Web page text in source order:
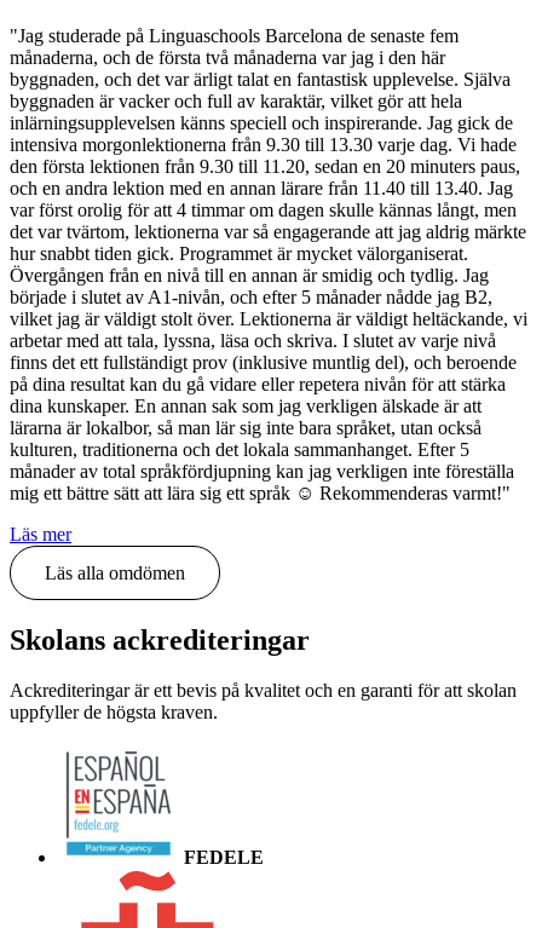
"Jag studerade på Linguaschools Barcelona de senaste fem
månaderna, och de första två månaderna var jag i den här
byggnaden, och det var ärligt talat en fantastisk upplevelse. Själva
byggnaden är vacker och full av karaktär, vilket gör att hela
inlärningsupplevelsen känns speciell och inspirerande. Jag gick de
intensiva morgonlektionerna från 9.30 till 13.30 varje dag. Vi hade
den första lektionen från 9.30 till 11.20, sedan en 20 minuters paus,
och en andra lektion med en annan lärare från 11.40 till 13.40. Jag
var först orolig för att 4 timmar om dagen skulle kännas långt, men
det var tvärtom, lektionerna var så engagerande att jag aldrig märkte
hur snabbt tiden gick. Programmet är mycket välorganiserat.
Övergången från en nivå till en annan är smidig och tydlig. Jag
började i slutet av A1-nivån, och efter 5 månader nådde jag B2,
vilket jag är väldigt stolt över. Lektionerna är väldigt heltäckande, vi
arbetar med att tala, lyssna, läsa och skriva. I slutet av varje nivå
finns det ett fullständigt prov (inklusive muntlig del), och beroende
på dina resultat kan du gå vidare eller repetera nivån för att stärka
dina kunskaper. En annan sak som jag verkligen älskade är att
lärarna är lokalbor, så man lär sig inte bara språket, utan också
kulturen, traditionerna och det lokala sammanhanget. Efter 5
månader av total språkfördjupning kan jag verkligen inte föreställa
mig ett bättre sätt att lära sig ett språk ☺️ Rekommenderas varmt!"
Läs mer
Läs alla omdömen
Skolans ackrediteringar
Ackrediteringar är ett bevis på kvalitet och en garanti för att skolan
uppfyller de högsta kraven.
FEDELE